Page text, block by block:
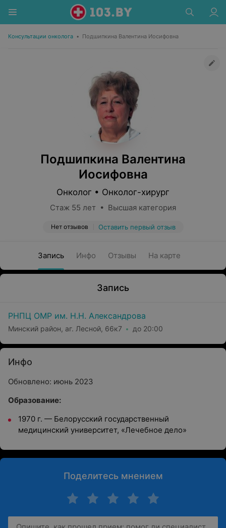
Консультации онколога • Подшипкина Валентина Иосифовна
Подшипкина Валентина
Иосифовна
Онколог • Онколог-хирург
Стаж 55 лет • Высшая категория
Нет отзывов Оставить первый отзыв
Запись Инфо Отзывы На карте
Запись
РНПЦ ОМР им. Н.Н. Александрова
Минский район, аг. Лесной, 66к7 до 20:00
Инфо
Обновлено: июнь 2023
Образование:
1970 г. — Белорусский государственный
медицинский университет, «Лечебное дело»
Поделитесь мнением